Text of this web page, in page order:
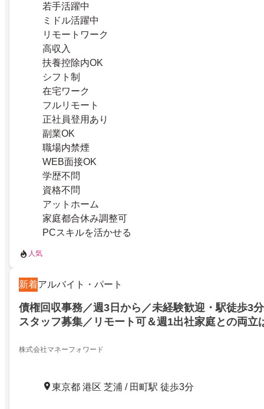
若手活躍中
ミドル活躍中
リモートワーク
高収入
扶養控除内OK
シフト制
在宅ワーク
フルリモート
正社員登用あり
副業OK
職場内禁煙
WEB面接OK
学歴不問
資格不問
アットホーム
家庭都合休み調整可
PCスキルを活かせる
人気
新着アルバイト・パート
債権回収事務／週3日から／未経験歓迎・駅徒歩3
スタッフ募集／リモート可＆週1出社家庭との両立
株式会社マネーフォワード
東京都 港区 芝浦 / 田町駅 徒歩3分